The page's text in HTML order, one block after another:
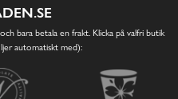
bara betala en frakt. Klicka på valfri butik
automatiskt med):